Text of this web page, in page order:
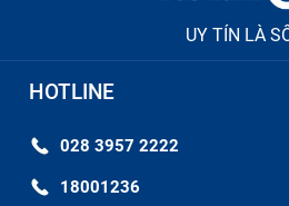
giác mượt mà và sạch sẽ cho
sáng của màn hình hiển thị.
dù kính không vỡ nát nhưng bạn
nhẹ sau một chấn động vật lý
UY TÍN LÀ
HOTLINE
028 3957 2222
18001236